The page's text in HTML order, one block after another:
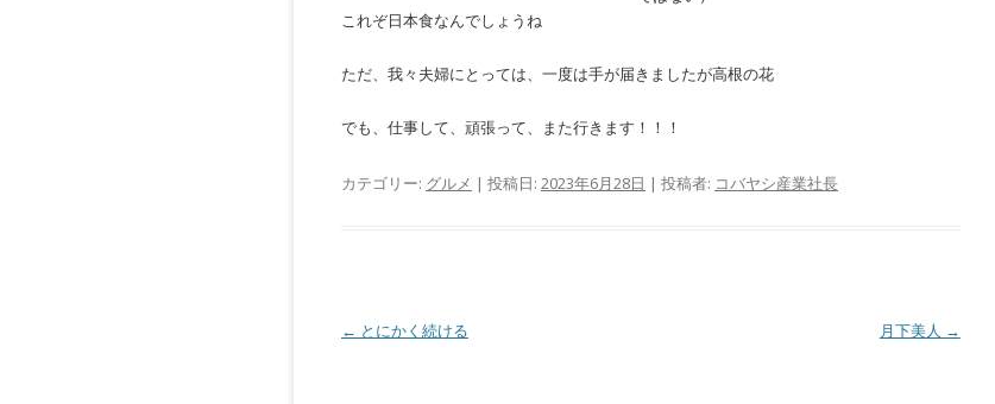
これぞ日本食なんでしょうね
ただ、我々夫婦にとっては、一度は手が届きましたが高根の花
でも、仕事して、頑張って、また行きます！！！
カテゴリー: グルメ | 投稿日: 2023年6月28日 | 投稿者: コバヤシ産業社長
投
← とにかく続ける 月下美人 →